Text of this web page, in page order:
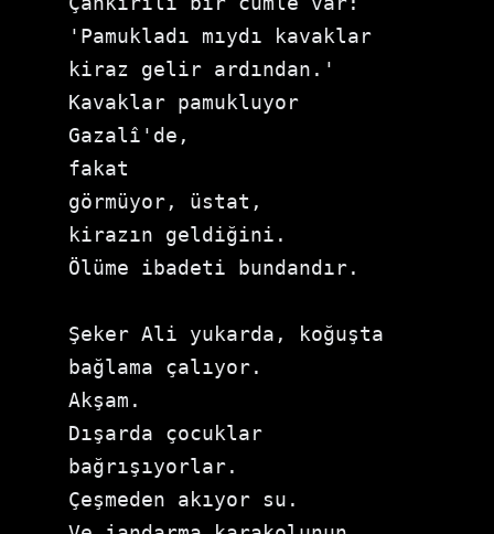
'Pamukladı mıydı kavaklar
kiraz gelir ardından.'
Kavaklar pamukluyor
Gazalî'de,
fakat
görmüyor, üstat,
kirazın geldiğini.
Ölüme ibadeti bundandır.
Şeker Ali yukarda, koğuşta
bağlama çalıyor.
Akşam.
Dışarda çocuklar
bağrışıyorlar.
Çeşmeden akıyor su.